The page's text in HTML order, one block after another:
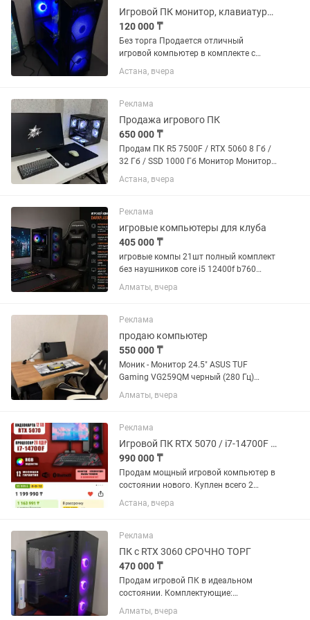
Игровой ПК монитор, клавиатура и мышь i5/RX580/SSD. Торга нет
120 000 ₸
Без торга Продается отличный
игровой компьютер в комплекте с
монитором, клавиатурой и мышью
Сбалансированная сборка для
повседневной работы. Полностью
обслужен —...
Астана, вчера
Реклама
Продажа игрового ПК
650 000 ₸
Продам ПК R5 7500F / RTX 5060 8 Гб /
32 Гб / SSD 1000 Гб Монитор Монитор
27" ASUS TUF Gaming VG279QM5A
240hz черный Мышка Мышь LAMZU
Клавиатура AULA F75...
Астана, вчера
Реклама
игровые компьютеры для клуба
405 000 ₸
игровые компы 21шт полный комплект
без наушников core i5 12400f b760
gigabyte 2.5 lan ozu hyper x 16gb ddr4
3200 видеокарта rtx 4060 8gb блок
asus 25 280hz на...
Алматы, вчера
Реклама
продаю компьютер
550 000 ₸
Моник - Монитор 24.5" ASUS TUF
Gaming VG259QM черный (280 Гц)
Процессор - Intel Core I5-12400F
Видеокарта - Gainward RTX. 4060
Алматы, вчера
Реклама
Игровой ПК RTX 5070 / i7-14700F / 32GB DDR5 / 1TB SSD Монитор 280 Гц
990 000 ₸
Продам мощный игровой компьютер в
состоянии нового. Куплен всего 2
месяца назад за 1 119 990 тг.
Использовался аккуратно, без
Астана, вчера
Реклама
ПК с RTX 3060 СРОЧНО ТОРГ
470 000 ₸
Продам игровой ПК в идеальном
состоянии. Комплектующие:
Видеокарта Asus RTX 3060 dual OC
Edition 12GB Материнская плата
Алматы, вчера